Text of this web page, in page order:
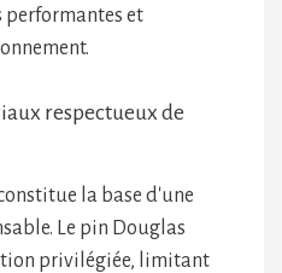
performantes et
respectueux de
la base d'une
Le pin Douglas
privilégiée, limitant